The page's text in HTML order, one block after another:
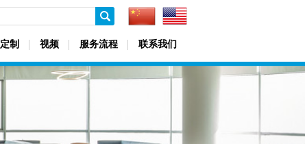
定制 视频 服务流程 联系我们